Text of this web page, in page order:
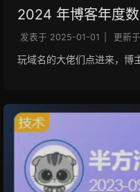
2024 年博客年度
发表于 2025-01-01 更新于
玩域名的大佬们点进来，博